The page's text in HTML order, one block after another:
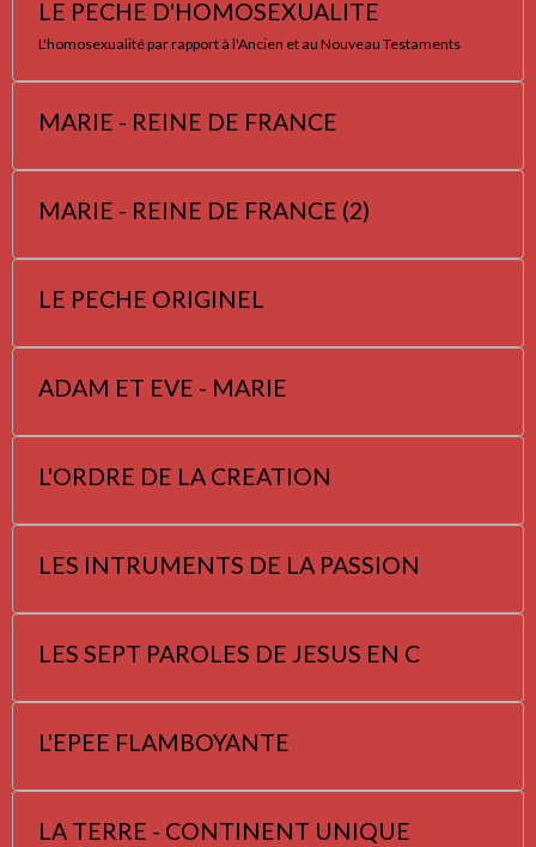
LE PECHE D'HOMOSEXUALITE
L'homosexualité par rapport à l'Ancien et au Nouveau Testaments
MARIE - REINE DE FRANCE
MARIE - REINE DE FRANCE (2)
LE PECHE ORIGINEL
ADAM ET EVE - MARIE
L'ORDRE DE LA CREATION
LES INTRUMENTS DE LA PASSION
LES SEPT PAROLES DE JESUS EN C
L'EPEE FLAMBOYANTE
LA TERRE - CONTINENT UNIQUE